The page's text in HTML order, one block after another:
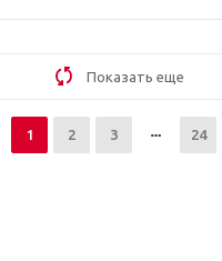
Показать еще
1 2 3 24